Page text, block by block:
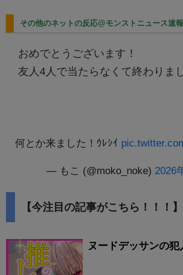
その他のネットの反応@モンストニュース速報
おめでとうございます！
友人4人で当たらなくて終わりま
何とか来ました！ｳﾚｼｲ
— もこ (@moko_noke) 2026
【今注目の記事がこちら！！！】
ヌードデッサンの犯